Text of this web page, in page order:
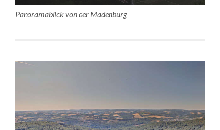
Panoramablick von der Madenburg